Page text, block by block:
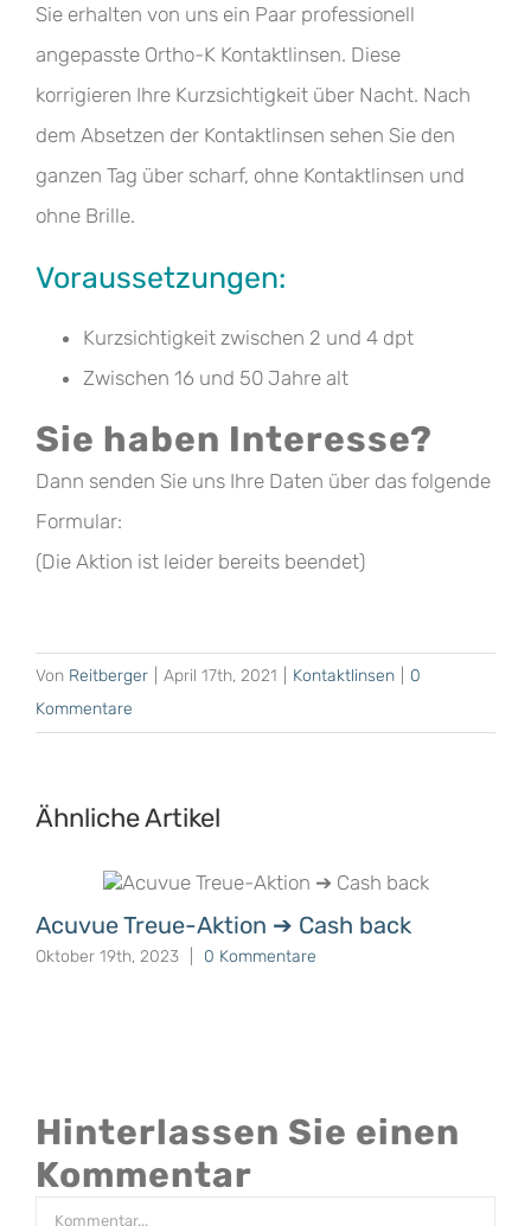
Sie erhalten von uns ein Paar professionell
angepasste Ortho-K Kontaktlinsen. Diese
korrigieren Ihre Kurzsichtigkeit über Nacht. Nach
dem Absetzen der Kontaktlinsen sehen Sie den
ganzen Tag über scharf, ohne Kontaktlinsen und
ohne Brille.
Voraussetzungen:
Kurzsichtigkeit zwischen 2 und 4 dpt
Zwischen 16 und 50 Jahre alt
Sie haben Interesse?
Dann senden Sie uns Ihre Daten über das folgende
Formular:
(Die Aktion ist leider bereits beendet)
Von Reitberger April 17th, 2021 Kontaktlinsen
0
Kommentare
Ähnliche Artikel
Acuvue Treue-Aktion ➔ Cash back
Oktober 19th, 2023 0 Kommentare
Hinterlassen Sie einen
Kommentar
Kommentar